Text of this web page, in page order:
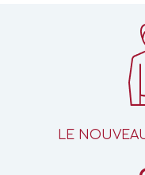
LE